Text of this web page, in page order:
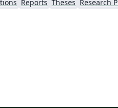
Reports Theses Research